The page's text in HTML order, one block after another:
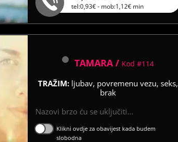
tel:0,93€ - mob:1,12€ min
TAMARA / Kod #114
TRAŽIM: ljubav, povremenu vezu, seks,
brak
Nazovi brzo ću se uključiti...
Klikni ovdje za obavijest kada budem
slobodna